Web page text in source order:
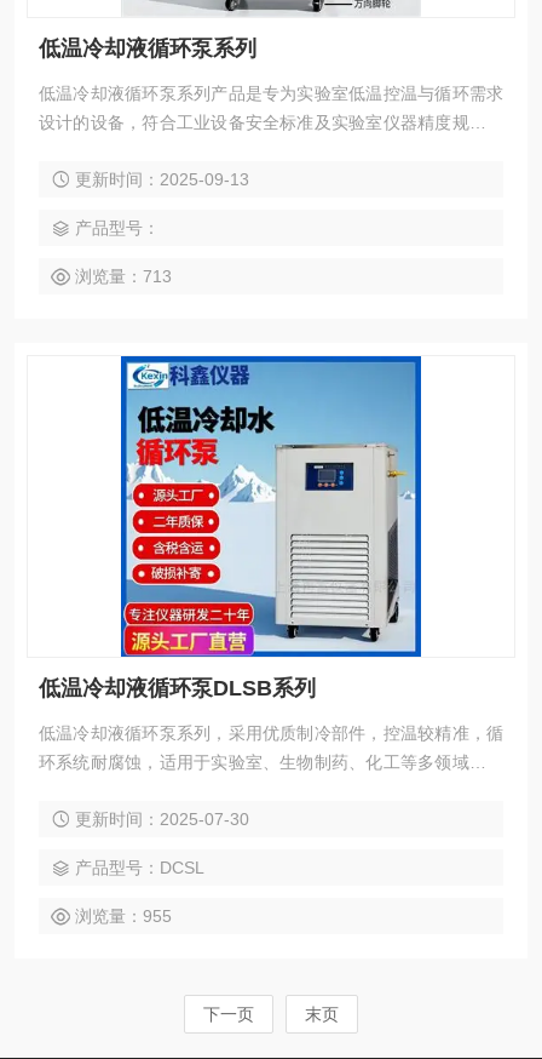
低温冷却液循环泵系列
低温冷却液循环泵系列产品是专为实验室低温控温与循环需求
设计的设备，符合工业设备安全标准及实验室仪器精度规范，
液，助力实验与小批量生产过程的温度控制。
更新时间：2025-09-13
产品型号：
浏览量：713
低温冷却液循环泵DLSB系列
低温冷却液循环泵系列，采用优质制冷部件，控温较精准，循
环系统耐腐蚀，适用于实验室、生物制药、化工等多领域低温
更新时间：2025-07-30
产品型号：DCSL
浏览量：955
下一页 末页